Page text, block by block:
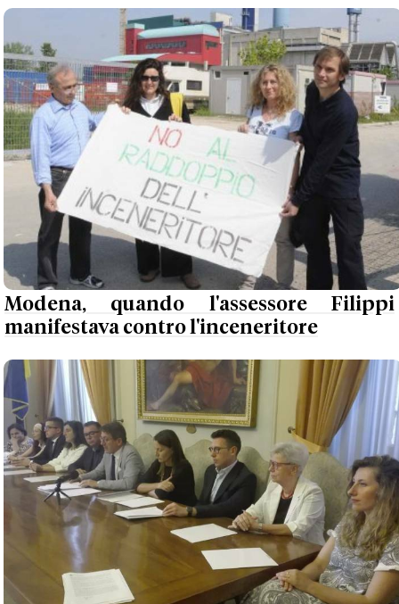
Modena, quando l'assessore Filippi
manifestava contro l'inceneritore